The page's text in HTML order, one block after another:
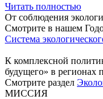
Читать полностью
От соблюдения
Смотрите в нашем
Система
К комплексной
будущего» в регионах
Смотрите раздел
МИССИЯ